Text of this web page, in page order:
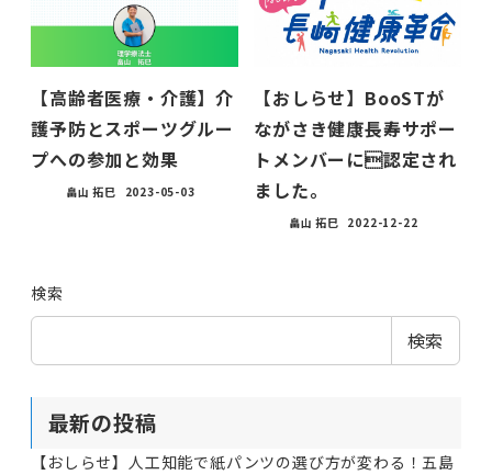
【高齢者医療・介護】介
護予防とスポーツグルー
プへの参加と効果
畠山 拓巳 2023-05-03
【おしらせ】BooSTが
ながさき健康長寿サポー
トメンバーに認定され
ました。
畠山 拓巳 2022-12-22
検索
検索
最新の投稿
【おしらせ】人工知能で紙パンツの選び方が変わる！五島